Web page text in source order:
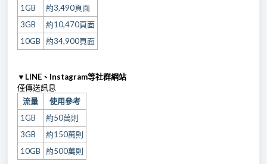
1GB
約3,490頁面
3GB
約10,470頁面
10GB
約34,900頁面
▼LINE、Instagram等社群網站
僅傳送訊息
流量
使用參考
1GB
約50萬則
3GB
約150萬則
10GB
約500萬則